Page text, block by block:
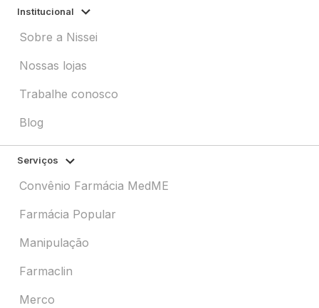
Institucional
Sobre a Nissei
Nossas lojas
Trabalhe conosco
Blog
Serviços
Convênio Farmácia MedME
Farmácia Popular
Manipulação
Farmaclin
Merco